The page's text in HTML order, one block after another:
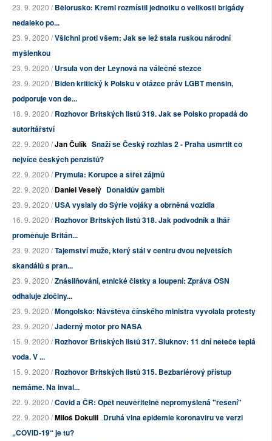
23. 9. 2020 /Bělorusko: Kreml rozmístil jednotku o velikosti brigády
nedaleko po...
23. 9. 2020 /Všichni proti všem: Jak se lež stala ruskou národní
myšlenkou
23. 9. 2020 /Ursula von der Leynová na válečné stezce
23. 9. 2020 /Biden kritický k Polsku v otázce práv LGBT menšin,
podporuje von de...
18. 9. 2020 /Rozhovor Britských listů 319. Jak se Polsko propadá do
autoritářství
22. 9. 2020 /Jan Čulík Snaží se Český rozhlas 2 - Praha usmrtit co
nejvíce českých penzistů?
22. 9. 2020 /Prymula: Korupce a střet zájmů
22. 9. 2020 /Daniel Veselý Donaldův gambit
23. 9. 2020 /USA vyslaly do Sýrie vojáky a obrněná vozidla
16. 9. 2020 /Rozhovor Britských listů 318. Jak podvodník a lhář
proměňuje Britán...
23. 9. 2020 /Tajemství muže, který stál v centru dvou největších
skandálů s pran...
23. 9. 2020 /Znásilňování, etnické čistky a loupení: Zpráva OSN
odhaluje zločiny...
23. 9. 2020 /Mongolsko: Návštěva čínského ministra vyvolala protesty
23. 9. 2020 /Jaderný motor pro NASA
15. 9. 2020 /Rozhovor Britských listů 317. Šluknov: 11 dní neteče teplá
voda. V ...
15. 9. 2020 /Rozhovor Britských listů 315. Bezbariérový přístup
nemáme. Na inval...
22. 9. 2020 /Covid a ČR: Opět neuvěřitelně nepromyšlená "řešení"
22. 9. 2020 /Miloš Dokulil Druhá vlna epidemie koronaviru ve verzi
„COVID-19“ je tu?